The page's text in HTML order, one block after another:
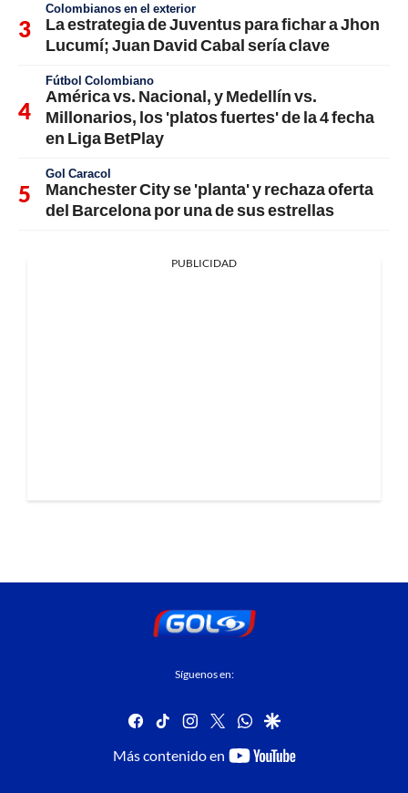
Colombianos en el exterior
La estrategia de Juventus para fichar a Jhon
Lucumí; Juan David Cabal sería clave
Fútbol Colombiano
América vs. Nacional, y Medellín vs.
Millonarios, los 'platos fuertes' de la 4 fecha
en Liga BetPlay
Gol Caracol
Manchester City se 'planta' y rechaza oferta
del Barcelona por una de sus estrellas
PUBLICIDAD
Síguenos en:
facebook
tiktok instagram
twitterwhatsapp
google
Más contenido en
youtube-